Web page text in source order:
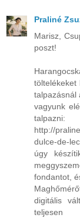
Praliné
Marisz,
poszt!
töltelékeket
talpazásnál
vagyunk
talpazni:
http://
dulce-de-
úgy
fondantot,
digitális